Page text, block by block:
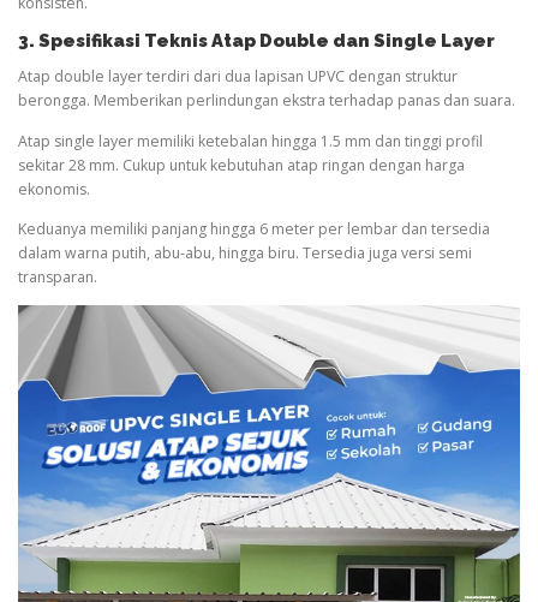
3. Spesifikasi Teknis Atap Double dan Single Layer
Atap double layer terdiri dari dua lapisan UPVC dengan struktur
berongga. Memberikan perlindungan ekstra terhadap panas dan suara.
Atap single layer memiliki ketebalan hingga 1.5 mm dan tinggi profil
sekitar 28 mm. Cukup untuk kebutuhan atap ringan dengan harga
ekonomis.
Keduanya memiliki panjang hingga 6 meter per lembar dan tersedia
dalam warna putih, abu-abu, hingga biru. Tersedia juga versi semi
transparan.